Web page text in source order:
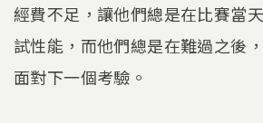
經費不足，讓他們總是在比賽當
試性能，而他們總是在難過之後
面對下一個考驗。